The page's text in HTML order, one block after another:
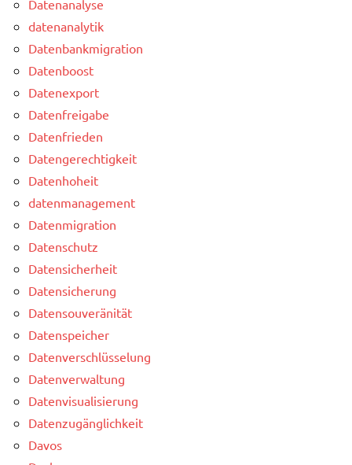
Datenanalyse
datenanalytik
Datenbankmigration
Datenboost
Datenexport
Datenfreigabe
Datenfrieden
Datengerechtigkeit
Datenhoheit
datenmanagement
Datenmigration
Datenschutz
Datensicherheit
Datensicherung
Datensouveränität
Datenspeicher
Datenverschlüsselung
Datenverwaltung
Datenvisualisierung
Datenzugänglichkeit
Davos